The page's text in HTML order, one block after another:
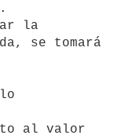
se tomará